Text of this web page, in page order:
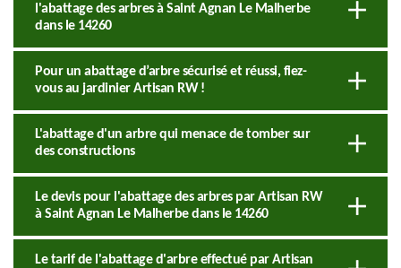
l'abattage des arbres à Saint Agnan Le Malherbe
dans le 14260
Pour un abattage d’arbre sécurisé et réussi, fiez-
vous au jardinier Artisan RW !
L'abattage d'un arbre qui menace de tomber sur
des constructions
Le devis pour l'abattage des arbres par Artisan RW
à Saint Agnan Le Malherbe dans le 14260
Le tarif de l'abattage d'arbre effectué par Artisan